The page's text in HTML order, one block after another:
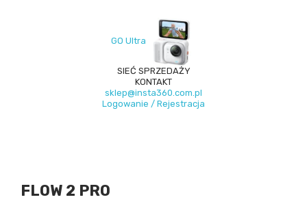
GO Ultra
SIEĆ SPRZEDAŻY
KONTAKT
sklep@insta360.com.pl
Logowanie / Rejestracja
FLOW 2 PRO